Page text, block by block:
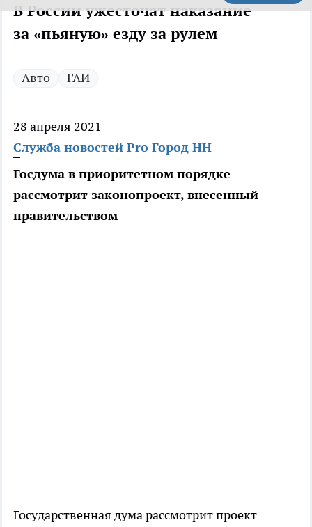
В России ужесточат наказание
за «пьяную» езду за рулем
Авто ГАИ
28 апреля 2021
Служба новостей Pro Город НН
Госдума в приоритетном порядке
рассмотрит законопроект, внесенный
правительством
Государственная дума рассмотрит проект